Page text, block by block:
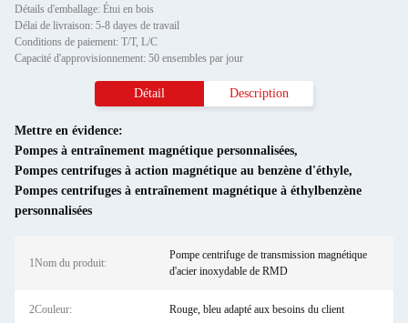
Détails d'emballage: Étui en bois
Délai de livraison: 5-8 dayes de travail
Conditions de paiement: T/T, L/C
Capacité d'approvisionnement: 50 ensembles par jour
Détail Description
Mettre en évidence:
Pompes à entraînement magnétique personnalisées,
Pompes centrifuges à action magnétique au benzène d'éthyle,
Pompes centrifuges à entraînement magnétique à éthylbenzène
personnalisées
1Nom du produit:
Pompe centrifuge de transmission magnétique
d'acier inoxydable de RMD
2Couleur: Rouge, bleu adapté aux besoins du client